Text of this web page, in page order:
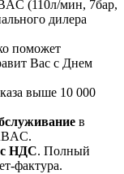
(110л/мин, 7бар,
дилера
поможет
Вас с Днем
выше 10 000
в
с НДС. Полный
фактура.​